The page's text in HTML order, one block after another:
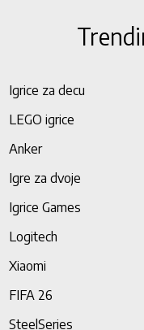
Igrice za decu
LEGO igrice
Anker
Igre za dvoje
Igrice Games
Logitech
Xiaomi
FIFA 26
SteelSeries